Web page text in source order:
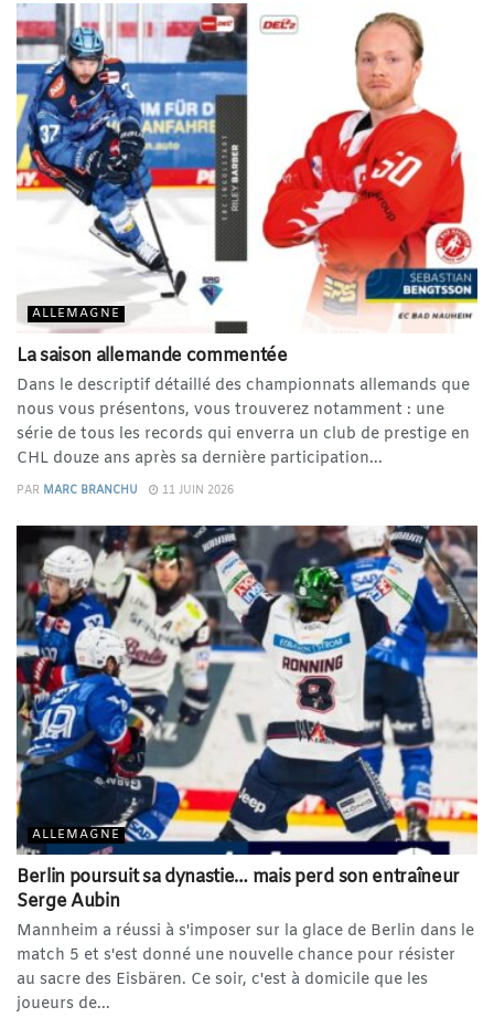
ALLEMAGNE
La saison allemande commentée
Dans le descriptif détaillé des championnats allemands que
nous vous présentons, vous trouverez notamment : une
série de tous les records qui enverra un club de prestige en
CHL douze ans après sa dernière participation...
PAR MARC BRANCHU 11 JUIN 2026
ALLEMAGNE
Berlin poursuit sa dynastie… mais perd son entraîneur
Serge Aubin
Mannheim a réussi à s'imposer sur la glace de Berlin dans le
match 5 et s'est donné une nouvelle chance pour résister
au sacre des Eisbären. Ce soir, c'est à domicile que les
joueurs de...